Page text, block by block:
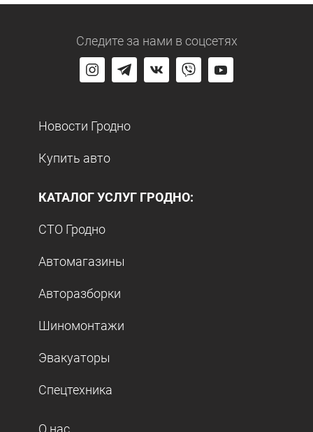
Следите за нами в соцсетях
Новости Гродно
Купить авто
КАТАЛОГ УСЛУГ ГРОДНО:
СТО Гродно
Автомагазины
Авторазборки
Шиномонтажи
Эвакуаторы
Спецтехника
О нас